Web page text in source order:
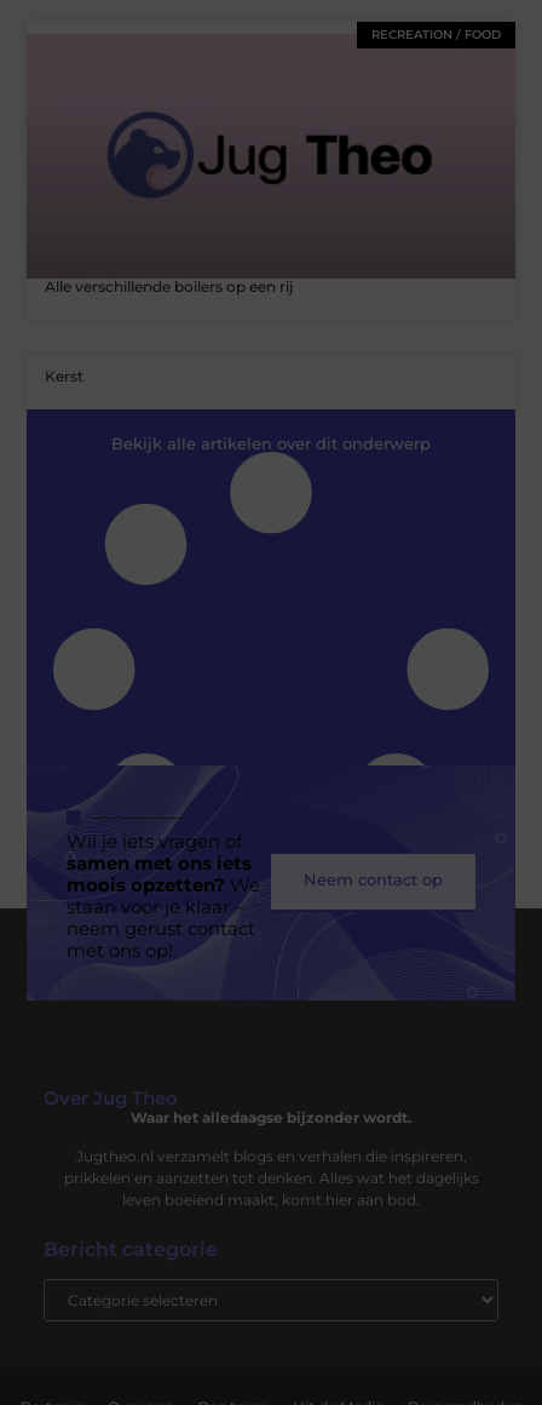
RECREATION / FOOD
Alle verschillende boilers op een rij
Kerst
Bekijk alle artikelen over dit onderwerp
Geen berichten meer om te tonen
Wil je iets vragen of
samen met ons iets
moois opzetten? We
staan voor je klaar –
neem gerust contact
met ons op!
Neem contact op
Over Jug Theo
Waar het alledaagse bijzonder wordt.
Jugtheo.nl verzamelt blogs en verhalen die inspireren,
prikkelen en aanzetten tot denken. Alles wat het dagelijks
leven boeiend maakt, komt hier aan bod.
Bericht categorie